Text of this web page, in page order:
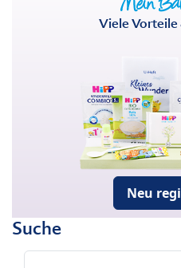
Viele Vorteile
Neu
Suche